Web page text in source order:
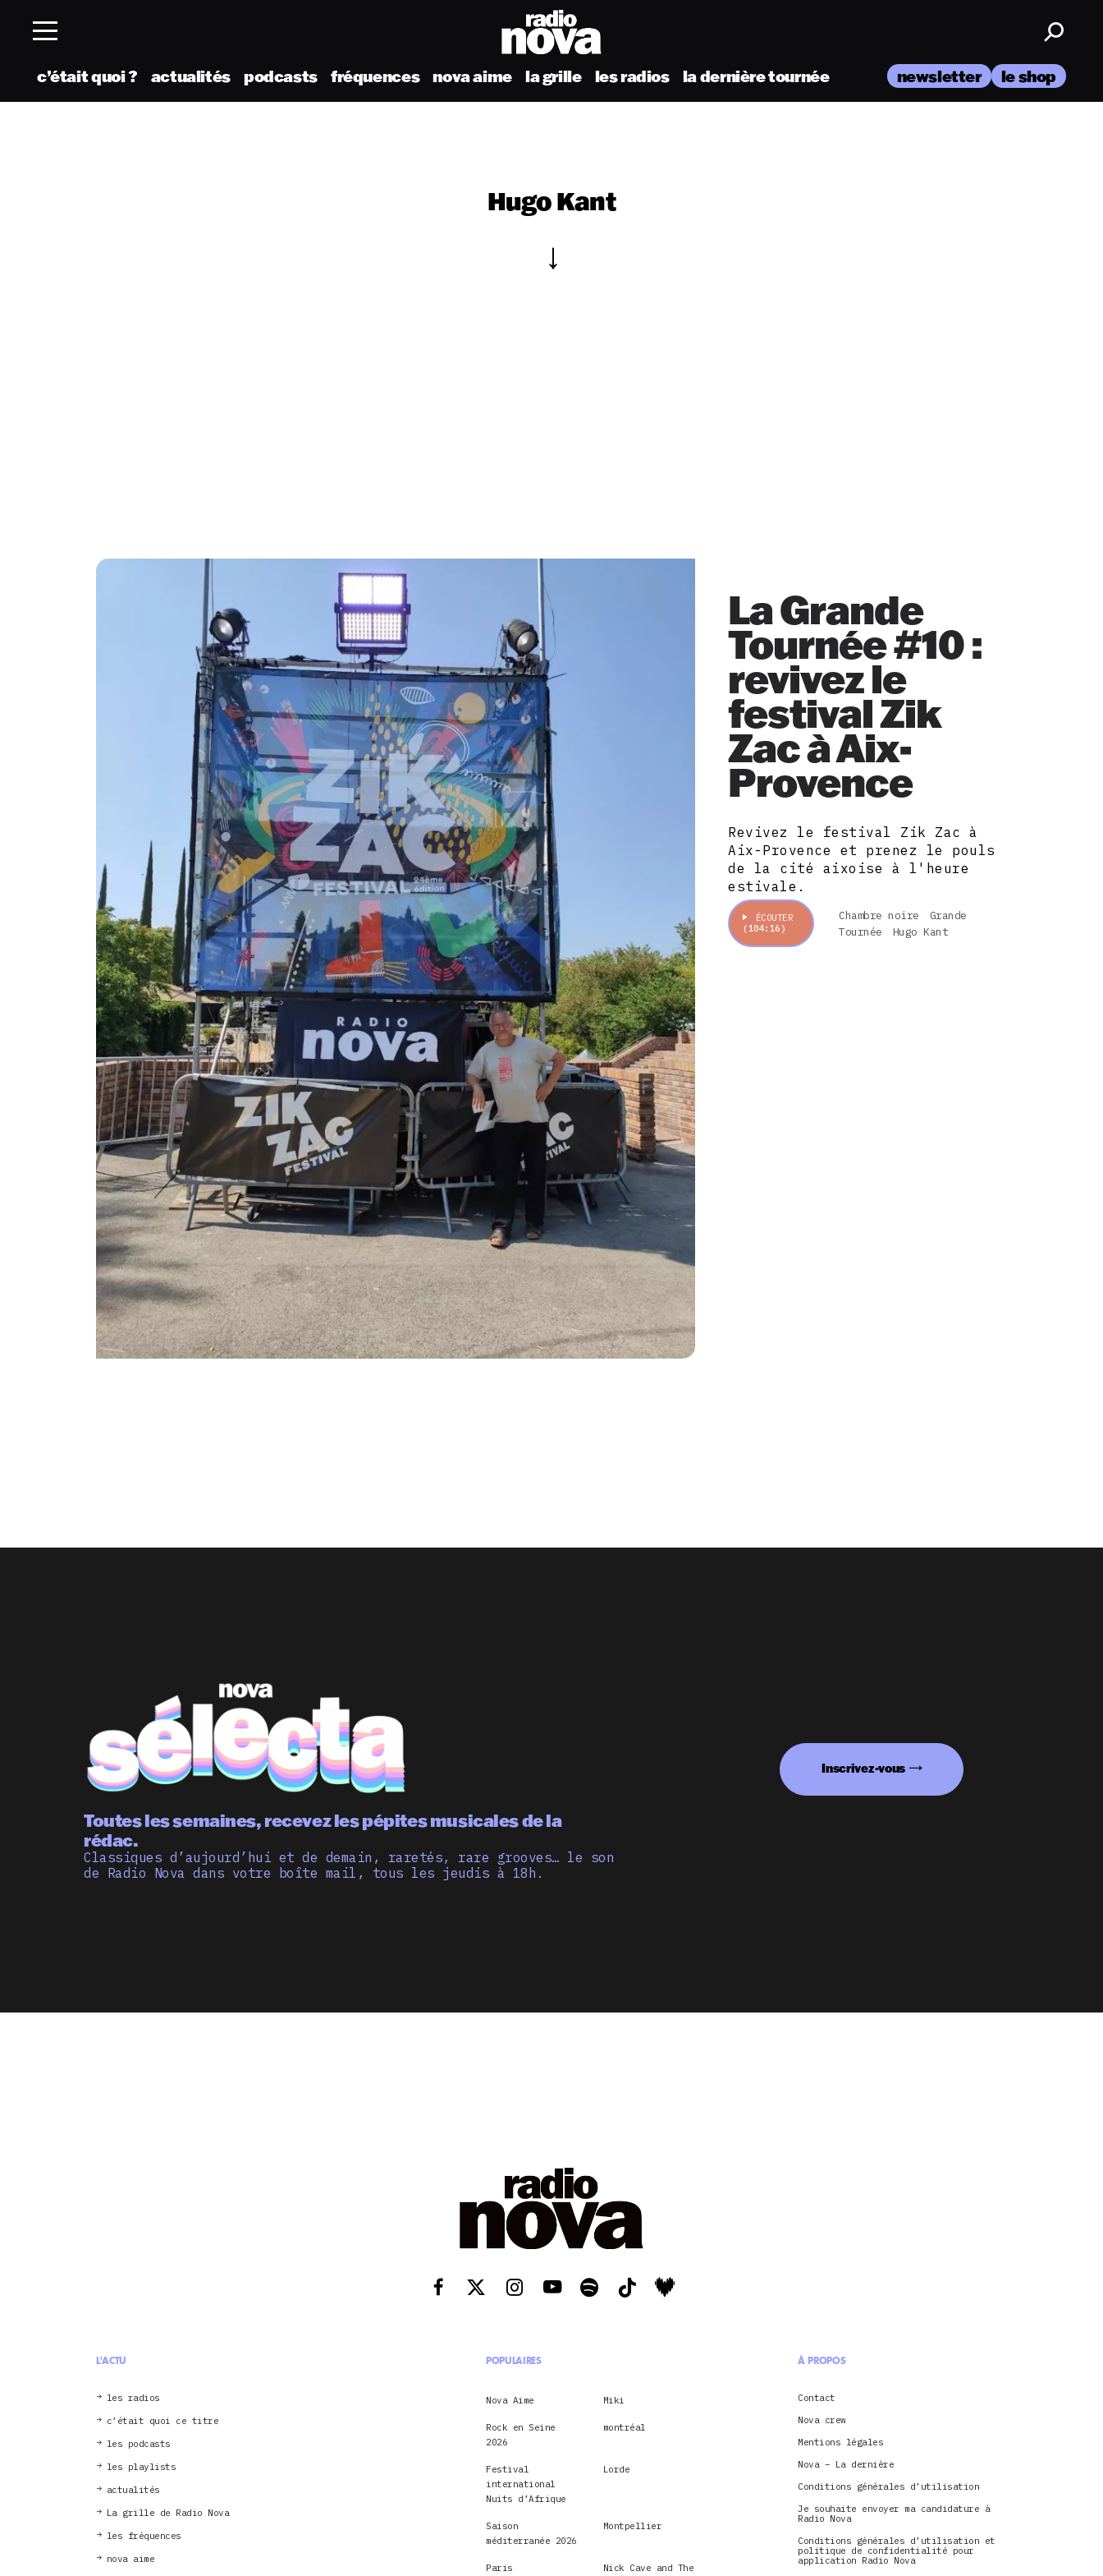
c’était quoi ? actualités podcasts fréquences nova aime la grille les radios la dernière tournée newsletter le shop
Hugo Kant
La Grande
Tournée #10 :
revivez le
festival Zik
Zac à Aix-
Provence
Revivez le festival Zik Zac à
Aix-Provence et prenez le pouls
de la cité aixoise à l'heure
estivale.
ÉCOUTER
(104:16)
Chambre noire
Grande
Tournée
Hugo Kant
Toutes les semaines, recevez les pépites musicales de la
rédac.
Classiques d’aujourd’hui et de demain, raretés, rare grooves… le son
de Radio Nova dans votre boîte mail, tous les jeudis à 18h.
Inscrivez-vous
L'ACTU
les radios
c’était quoi ce titre
les podcasts
les playlists
actualités
La grille de Radio Nova
les fréquences
nova aime
POPULAIRES
Nova Aime Miki
Rock en Seine
2026
montréal
Festival
international
Nuits d’Afrique
Lorde
Saison
méditerranée 2026
Montpellier
Paris Nick Cave and The
À PROPOS
Contact
Nova crew
Mentions légales
Nova – La dernière
Conditions générales d’utilisation
Je souhaite envoyer ma candidature à
Radio Nova
Conditions générales d’utilisation et
politique de confidentialité pour
application Radio Nova